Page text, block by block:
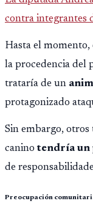
contra integrantes
ilícita, terrorismo y
Hasta el
la procedencia del
trataría de un
protagonizado
Sin embargo, otros
caninotendría un
de
Preocupación